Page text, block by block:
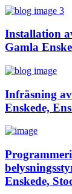
Installation
Gamla
Infräsning
Enskede,
Enskede,